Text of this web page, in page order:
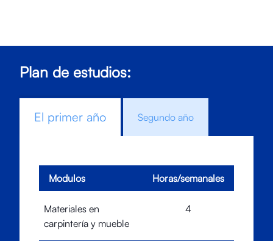
Plan de estudios:
El primer año Segundo año
Modulos Horas/semanales
Materiales en
carpintería y mueble
4